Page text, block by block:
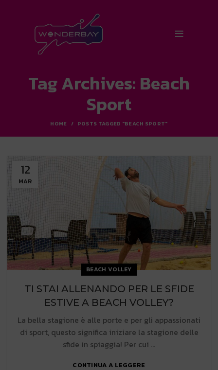
Tag Archives: Beach
Sport
HOME POSTS TAGGED "BEACH SPORT"
12
MAR
BEACH VOLLEY
TI STAI ALLENANDO PER LE SFIDE
ESTIVE A BEACH VOLLEY?
La bella stagione è alle porte e per gli appassionati
di sport, questo significa iniziare la stagione delle
sfide in spiaggia! Per cui ...
CONTINUA A LEGGERE